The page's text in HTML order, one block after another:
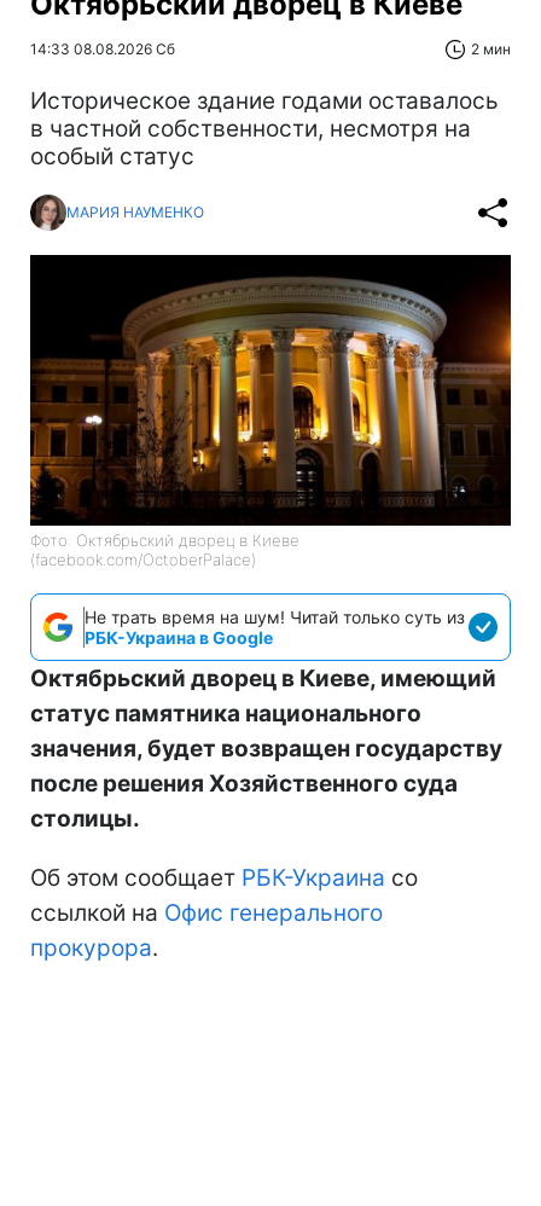
14:33 08.08.2026 Сб 2 мин
Историческое здание годами оставалось
в частной собственности, несмотря на
особый статус
МАРИЯ НАУМЕНКО
Фото: Октябрьский дворец в Киеве
(facebook.com/OctoberPalace)
Не трать время на шум! Читай только суть из
РБК-Украина в Google
Октябрьский дворец в Киеве, имеющий
статус памятника национального
значения, будет возвращен государству
после решения Хозяйственного суда
столицы.
Об этом сообщает РБК-Украина со
ссылкой на Офис генерального
прокурора.